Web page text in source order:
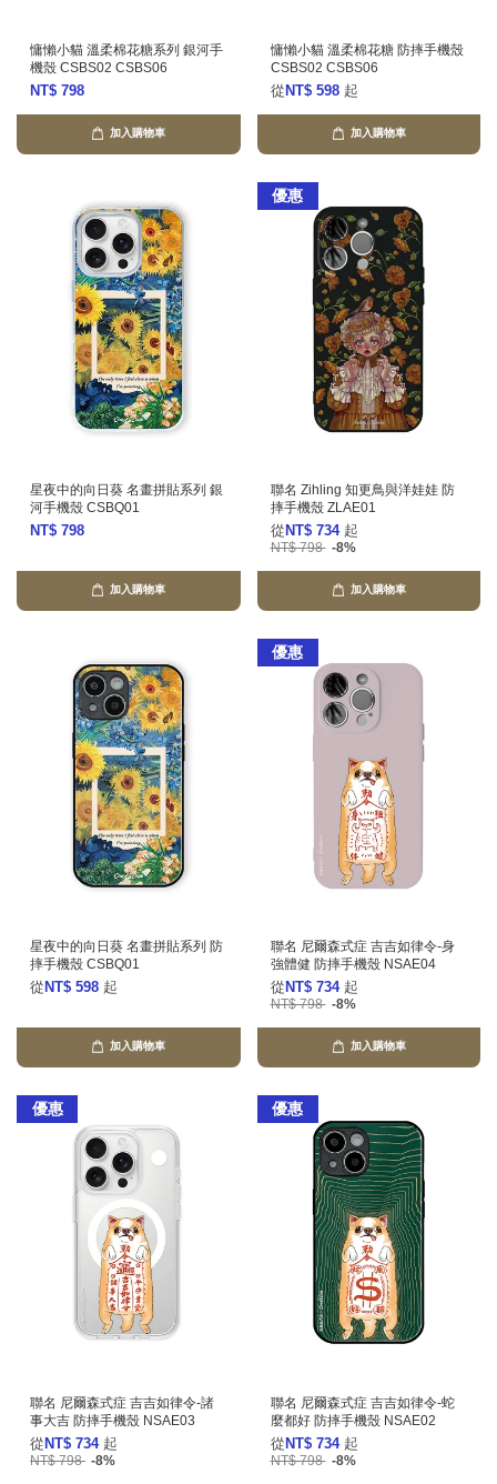
慵懶小貓 溫柔棉花糖系列 銀河手
機殼 CSBS02 CSBS06
NT$ 798
加入購物車
慵懶小貓 溫柔棉花糖 防摔手機殼
CSBS02 CSBS06
從 NT$ 598 起
加入購物車
星夜中的向日葵 名畫拼貼系列 銀
河手機殼 CSBQ01
NT$ 798
加入購物車
優惠
聯名 Zihling 知更鳥與洋娃娃 防
摔手機殼 ZLAE01
從 NT$ 734 起
NT$ 798 -8%
加入購物車
星夜中的向日葵 名畫拼貼系列 防
摔手機殼 CSBQ01
從 NT$ 598 起
加入購物車
優惠
聯名 尼爾森式症 吉吉如律令-身
強體健 防摔手機殼 NSAE04
從 NT$ 734 起
NT$ 798 -8%
加入購物車
優惠
聯名 尼爾森式症 吉吉如律令-諸
事大吉 防摔手機殼 NSAE03
從 NT$ 734 起
NT$ 798 -8%
優惠
聯名 尼爾森式症 吉吉如律令-蛇
麼都好 防摔手機殼 NSAE02
從 NT$ 734 起
NT$ 798 -8%